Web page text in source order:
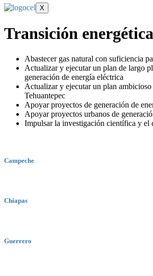
X
Transición energética
Abastecer gas natural con suficiencia
Actualizar y ejecutar un plan de largo
generación de energía eléctrica
Actualizar y ejecutar un plan
Tehuantepec
Apoyar proyectos de generación de
Apoyar proyectos urbanos de
Impulsar la investigación científica y el
Campeche
Chiapas
Guerrero